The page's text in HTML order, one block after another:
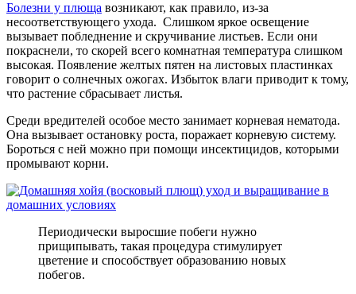
Болезни у плюща возникают, как правило, из-за
несоответствующего ухода. Слишком яркое освещение
вызывает побледнение и скручивание листьев. Если они
покраснели, то скорей всего комнатная температура слишком
высокая. Появление желтых пятен на листовых пластинках
говорит о солнечных ожогах. Избыток влаги приводит к тому,
что растение сбрасывает листья.
Среди вредителей особое место занимает корневая нематода.
Она вызывает остановку роста, поражает корневую систему.
Бороться с ней можно при помощи инсектицидов, которыми
промывают корни.
Периодически выросшие побеги нужно
прищипывать, такая процедура стимулирует
цветение и способствует образованию новых
побегов.